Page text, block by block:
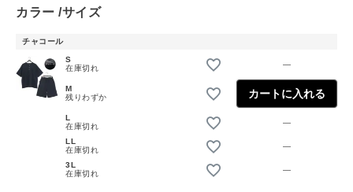
カラー サイズ
チャコール
S
在庫切れ
—
M
残りわずか
カートに入れる
L
在庫切れ
—
LL
在庫切れ
—
3L
在庫切れ
—